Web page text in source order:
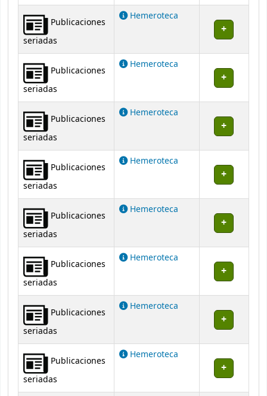
Publicaciones
seriadas
Hemeroteca
Publicaciones
seriadas
Hemeroteca
Publicaciones
seriadas
Hemeroteca
Publicaciones
seriadas
Hemeroteca
Publicaciones
seriadas
Hemeroteca
Publicaciones
seriadas
Hemeroteca
Publicaciones
seriadas
Hemeroteca
Publicaciones
seriadas
Hemeroteca